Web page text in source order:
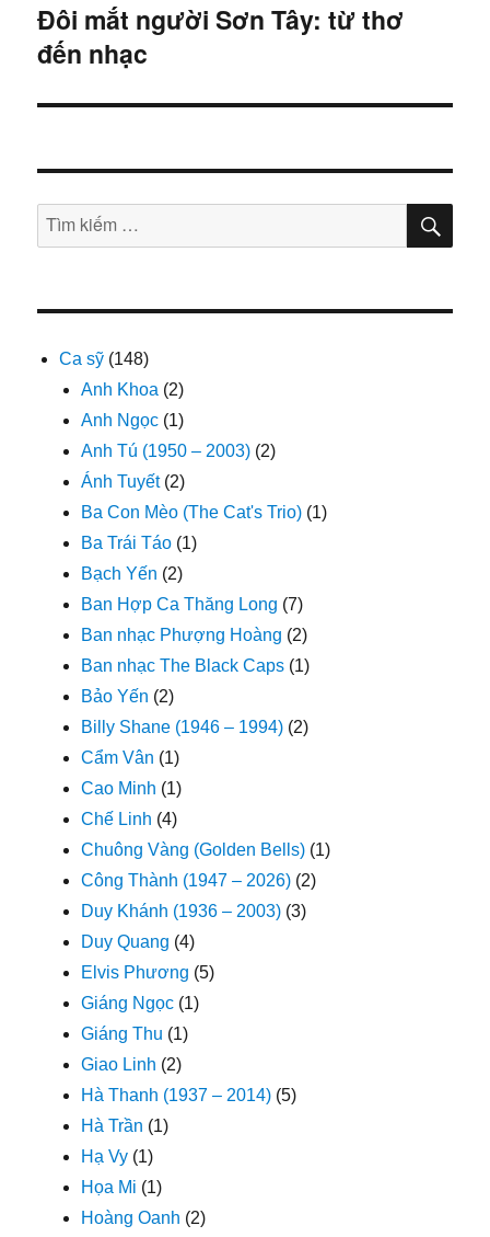
hướng
bài
viết
Đôi mắt người Sơn Tây: từ thơ
đến nhạc
Tìm
kiếm:
TÌM
Ca sỹ (148)
Anh Khoa (2)
Anh Ngọc (1)
Anh Tú (1950 – 2003) (2)
Ánh Tuyết(2)
Ba Con Mèo (The Cat's Trio) (1)
Ba Trái Táo (1)
Bạch Yến (2)
Ban Hợp Ca Thăng Long (7)
Ban nhạc Phượng Hoàng (2)
Ban nhạc The Black Caps (1)
Bảo Yến (2)
Billy Shane (1946 – 1994) (2)
Cẩm Vân (1)
Cao Minh (1)
Chế Linh (4)
Chuông Vàng (Golden Bells) (1)
Công Thành (1947 – 2026) (2)
Duy Khánh (1936 – 2003) (3)
Duy Quang (4)
Elvis Phương (5)
Giáng Ngọc (1)
Giáng Thu (1)
Giao Linh (2)
Hà Thanh (1937 – 2014) (5)
Hà Trần (1)
Hạ Vy (1)
Họa Mi (1)
Hoàng Oanh (2)